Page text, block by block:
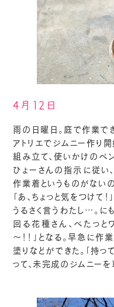
4月12日
雨の日曜日。庭で作業で
アトリエでジムニー作り
組み立て、使いかけのペ
ひょーさんの指示に従い
作業着というものがない
「あ、ちょっと気をつけて
うるさく言うわたし…。に
回る花種さん、べたっと
～！！」となる。早急に
塗りなどができた。「持っ
って、未完成のジムニー